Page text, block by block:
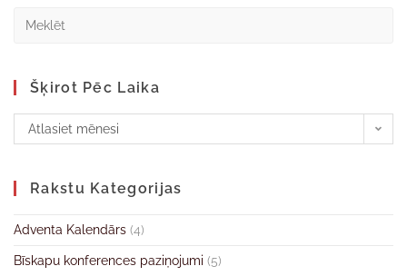
Šķirot Pēc Laika
Atlasiet mēnesi
Rakstu Kategorijas
Adventa Kalendārs (4)
Bīskapu konferences paziņojumi (5)